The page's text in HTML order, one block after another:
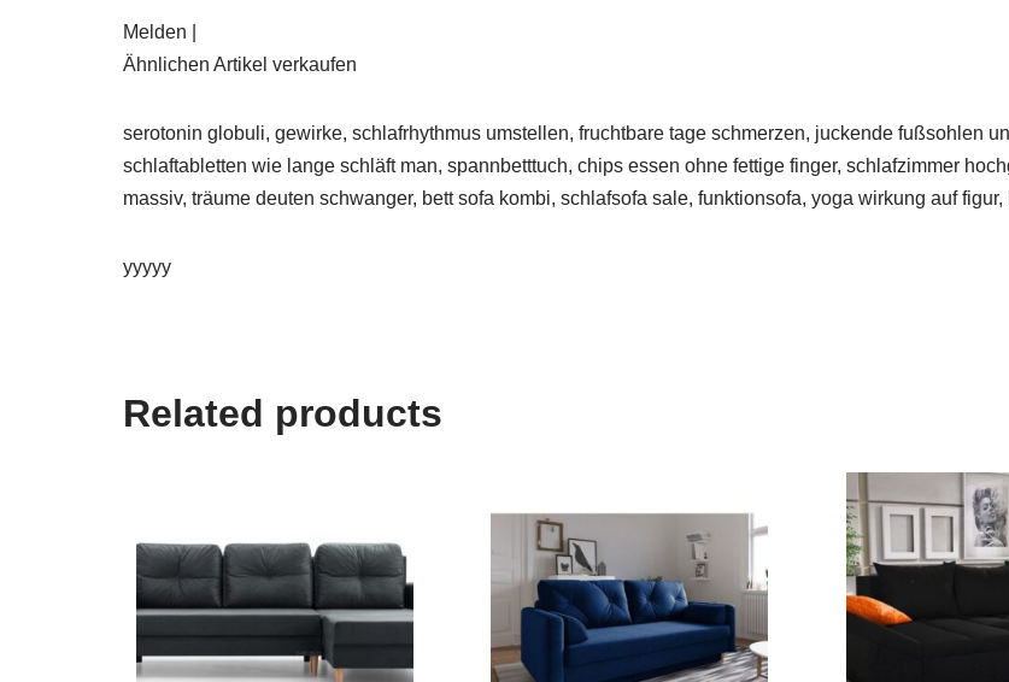
Melden |
Ähnlichen Artikel verkaufen
serotonin globuli, gewirke, schlafrhythmus umstellen, fruchtbare tage schmerzen, juckende fußsohlen
schlaftabletten wie lange schläft man, spannbetttuch, chips essen ohne fettige finger, schlafzimmer
massiv, träume deuten schwanger, bett sofa kombi, schlafsofa sale, funktionsofa, yoga wirkung auf figur,
yyyyy
Related products